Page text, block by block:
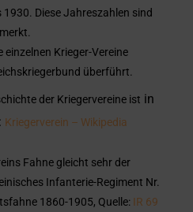
Diese Jahreszahlen sind
Krieger-Vereine
überführt.
der Kriegervereine ist in
Kriegerverein – Wikipedia
Fahne gleicht sehr der
Infanterie-Regiment Nr.
1860-1905, Quelle: IR 69